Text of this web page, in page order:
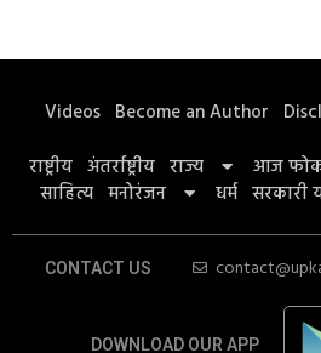
Videos Become an Author
राष्ट्रीय अंतर्राष्ट्रीय राज्य आज
साहित्य मनोरंजन धर्म सरकारी
CONTACT US
DOWNLOAD OUR APP